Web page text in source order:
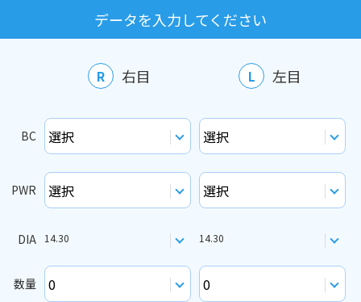
データを入力してください
R 右目 L 左目
BC
PWR
DIA 14.30 14.30
数量